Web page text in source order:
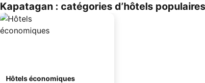
Kapatagan : catégories d’hôtels populaires
Hôtels économiques